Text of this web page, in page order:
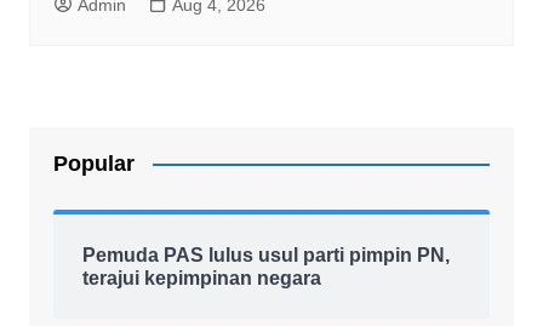
Admin Aug 4, 2026
Popular
Pemuda PAS lulus usul parti pimpin PN,
terajui kepimpinan negara